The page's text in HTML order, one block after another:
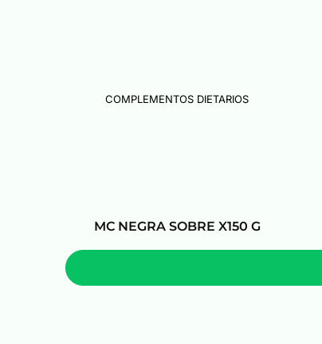
COMPLEMENTOS DIETARIOS
MC NEGRA SOBRE X150 G